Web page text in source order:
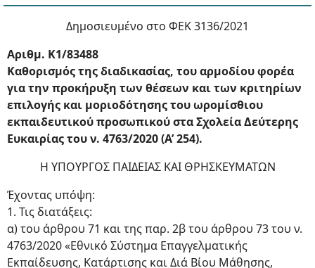
Δημοσιευμένο στο ΦΕΚ 3136/2021
Αριθμ. Κ1/83488
Kαθορισμός της διαδικασίας, του αρμοδίου φορέα
για την προκήρυξη των θέσεων και των κριτηρίων
επιλογής και μοριοδότησης του ωρομίσθιου
εκπαιδευτικού προσωπικού στα Σχολεία Δεύτερης
Ευκαιρίας του ν. 4763/2020 (Α’ 254).
H ΥΠΟΥΡΓΟΣ ΠΑΙΔΕΙΑΣ ΚΑΙ ΘΡΗΣΚΕΥΜΑΤΩΝ
Έχοντας υπόψη:
1. Τις διατάξεις:
α) του άρθρου 71 και της παρ. 2β του άρθρου 73 του ν.
4763/2020 «Εθνικό Σύστημα Επαγγελματικής
Εκπαίδευσης, Κατάρτισης και Διά Βίου Μάθησης,